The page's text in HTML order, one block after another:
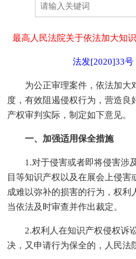
最高人民法院关于依法加大知
法发[2020]33号
为公正审理案件，依法加大
度，有效阻遏侵权行为，营造良
产权审判实际，制定如下意见。
一、加强适用保全措施
1.对于侵害或者即将侵害涉
目等知识产权以及在展会上侵
成难以弥补的损害的行为，权利
当依法及时审查并作出裁定。
2.权利人在知识产权侵权诉讼
决，又申请行为保全的，人民法